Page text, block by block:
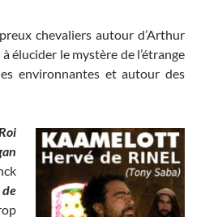
chevaliers autour d’Arthur
élucider le mystère de l’étrange
environnantes et autour des